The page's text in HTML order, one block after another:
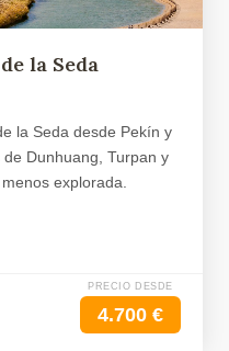
la Seda
la Seda desde Pekín y
Dunhuang, Turpan y
explorada.
PRECIO DESDE
4.700 €